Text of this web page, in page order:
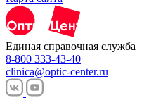
Единая справочная служба
8-800 333-43-40
clinica@optic-center.ru